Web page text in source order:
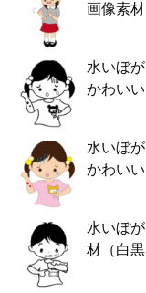
画像素
水いぼ
かわい
水いぼ
かわい
水いぼ
材（白